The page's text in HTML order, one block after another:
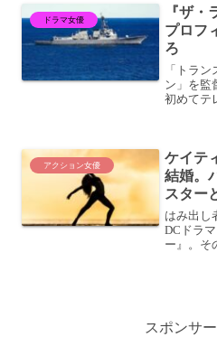
ドラマ女優
『ザ
プロフ
ろ
「トラ
ン」を監
初めてテ
すじこの
アクション女優
ケイテ
結婚。
スター
はみ出し
DCドラ
ー』。そ
スポンサ